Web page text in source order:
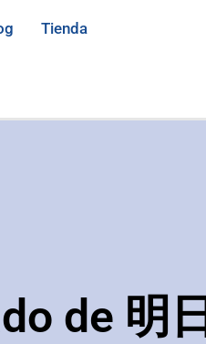
Tienda
de 明日